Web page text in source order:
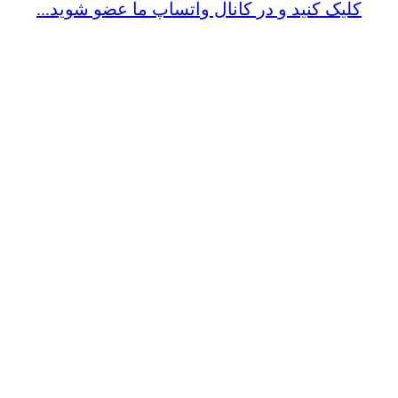
کلیک کنید و در کانال واتساپ ما عضو شوید...